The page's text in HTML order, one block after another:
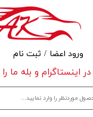
در اینستاگرام و بله ما
ورود اعضا / ثبت نام
حساب کاربری من
تغییر گذر واژه
سفارشات
خروج از حساب